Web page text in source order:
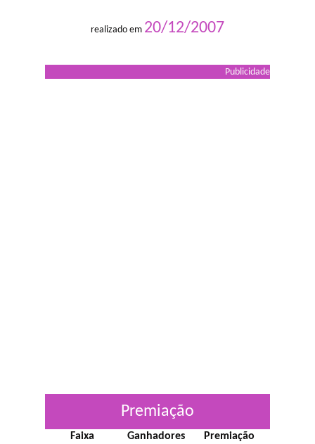
realizado em 20/12/2007
Publicidade
Premiação
Faixa Ganhadores
Premiação